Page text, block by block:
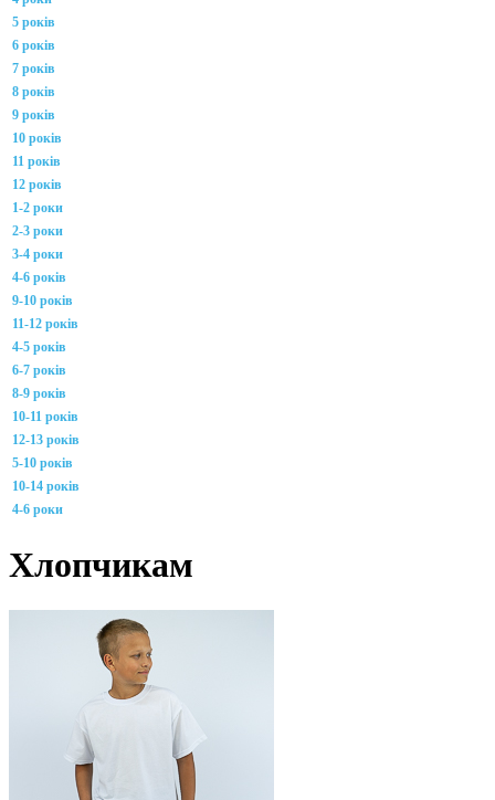
5 років
6 років
7 років
8 років
9 років
10 років
11 років
12 років
1-2 роки
2-3 роки
3-4 роки
4-6 років
9-10 років
11-12 років
4-5 років
6-7 років
8-9 років
10-11 років
12-13 років
5-10 років
10-14 років
4-6 роки
Хлопчикам